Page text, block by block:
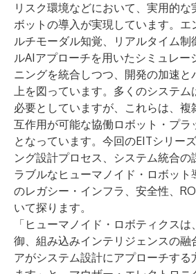
リスク環境などにおいて、実用的な
ボットの導入が実現しています。エ
ルチモーダル知覚、リアルタイム制
ルAIアプローチを用いたシミュレー
ニングを統合しつつ、開発の加速と
上を図っています。多くのシステム
必要としていますが、これらは、複
互作用が可能な協働ロボット・プラ
となっています。今回のEITシリー
ング設計プロセス、システム統合の
ラブルなヒューマノイド・ロボット
のレガシー・インフラ、安全性、
いて探ります。
「ヒューマノイド・ロボティクス
御、組み込みインテリジェンスの融
アがシステム設計にアプローチする